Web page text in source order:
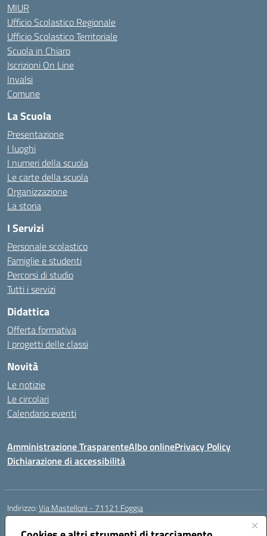
MIUR
Ufficio Scolastico Regionale
Ufficio Scolastico Territoriale
Scuola in Chiaro
Iscrizioni On Line
Invalsi
Comune
La Scuola
Presentazione
I luoghi
I numeri della scuola
Le carte della scuola
Organizzazione
La storia
I Servizi
Personale scolastico
Famiglie e studenti
Percorsi di studio
Tutti i servizi
Didattica
Offerta formativa
I progetti delle classi
Novità
Le notizie
Le circolari
Calendario eventi
Amministrazione TrasparenteAlbo onlinePrivacy Policy
Dichiarazione di accessibilità
Indirizzo:Via Mastelloni - 71121 Foggia
Centralino:
Posta elettronica certificata (PEC):fgic885004@pec.istruzione.it